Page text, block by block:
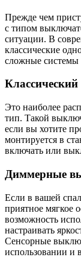
Прежде чем
с типом
ситуации. В
классические
сложные
Это наиболее
тип. Такой
если вы хотите
монтируется в
включать или
Диммерные
Если в вашей
приятное мягкое
возможность
настраивать
Сенсорные
использовании и